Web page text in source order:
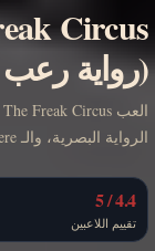
Circus
(رواية رعب
الرواية البصرية، والـ yandere، والمنافسة الخطرة بين Pierrot وHarlequin.
4.4 / 5
تقييم اللاعبين